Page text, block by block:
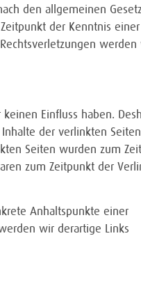
den allgemeinen
der Kenntnis einer
werden
Einfluss haben.
der verlinkten
Seiten wurden zum
zum Zeitpunkt der
Anhaltspunkte einer
wir derartige Links